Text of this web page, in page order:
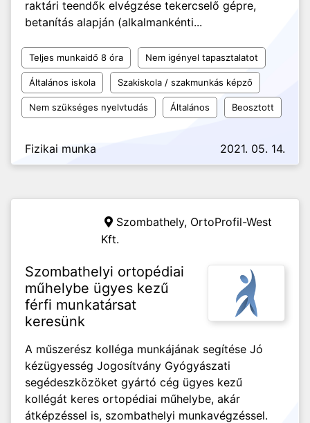
raktári teendők elvégzése tekercselő gépre,
betanítás alapján (alkalmankénti...
Teljes munkaidő 8 óra Nem igényel tapasztalatot
Általános iskola Szakiskola / szakmunkás képző
Nem szükséges nyelvtudás Általános Beosztott
Fizikai munka 2021. 05. 14.
Szombathely, OrtoProfil-West
Kft.
Szombathelyi ortopédiai
műhelybe ügyes kezű
férfi munkatársat
keresünk
A műszerész kolléga munkájának segítése Jó
kézügyesség Jogosítvány Gyógyászati
segédeszközöket gyártó cég ügyes kezű
kollégát keres ortopédiai műhelybe, akár
átképzéssel is, szombathelyi munkavégzéssel.